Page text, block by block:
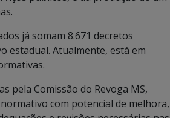
já somam 8.671 decretos
estadual. Atualmente, está em
pela Comissão do Revoga MS,
com potencial de melhora,